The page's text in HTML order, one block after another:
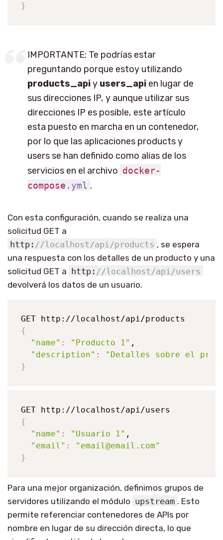
}
IMPORTANTE: Te podrías estar
preguntando porque estoy utilizando
products_apiy users_api en lugar de
sus direcciones IP, y aunque utilizar sus
direcciones IP es posible, este artículo
esta puesto en marcha en un contenedor,
por lo que las aplicaciones products y
users se han definido como alias de los
servicios en el archivo docker-
compose .yml .
Con esta configuración, cuando se realiza una
solicitud GET a
http: //localhost/api/products , se espera
una respuesta con los detalles de un producto y una
solicitud GET a http: //localhost/api/users
devolverá los datos de un usuario.
{
"name" : "Producto 1" ,
"description" :
"Detalles sobre el
}
{
"name" : "Usuario 1" ,
"email" :
"email@email.com"
}
Para una mejor organización, definimos grupos de
servidores utilizando el módulo upstream . Esto
permite referenciar contenedores de APIs por
nombre en lugar de su dirección directa, lo que